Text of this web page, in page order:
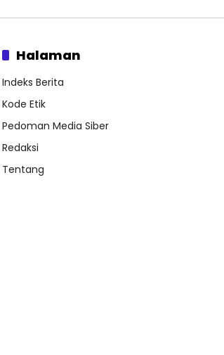
Halaman
Indeks Berita
Kode Etik
Pedoman Media Siber
Redaksi
Tentang